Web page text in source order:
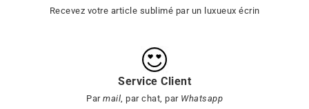
Recevez votre article sublimé par un luxueux écrin
Service Client
Par mail, par chat, parWhatsapp